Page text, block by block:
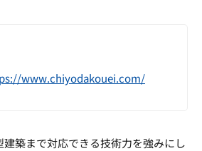
www.chiyodakouei.com/
築まで対応できる技術力を強みにし